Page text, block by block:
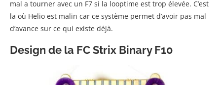
mal a tourner avec un F7 si la looptime est trop élevée. C’est
la où Helio est malin car ce système permet d’avoir pas mal
d’avance sur ce qui existe déjà.
Design de la FC Strix Binary F10